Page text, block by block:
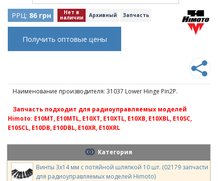
РРЦ: 86 грн Нет в
наличии Архивный Запчасть
Получить оптовые цены
Наименование производителя: 31037 Lower Hinge Pin2P.
Запчасть подходит для радиоуправляемых моделей
Himoto: E10MT, E10MTL, E10XT, E10XTL, E10XB, E10XBL, E10SC,
E10SCL, E10DB, E10DBL, E10XR, E10XRL
Категория
Винты 3х14 мм с потяйной шляпкой 10 шт. (02179 запчасти
для радиоуправляемых моделей Himoto)